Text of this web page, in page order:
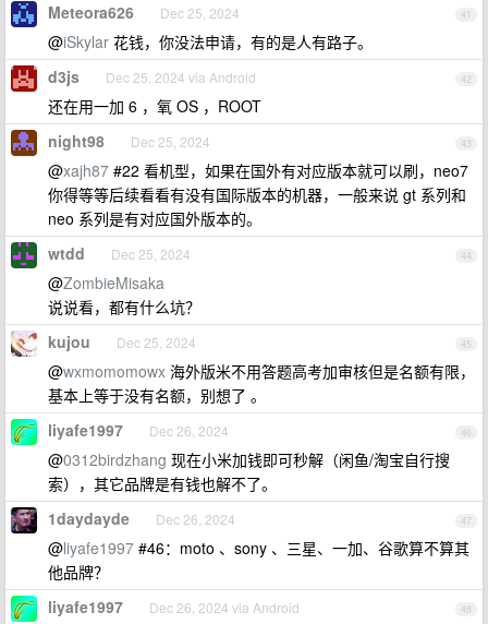
41
Meteora626 Dec 25, 2024
@iSkylar 花钱，你没法申请，有的是人有路子。
42
d3js Dec 25, 2024 via Android
还在用一加 6 ，氧 OS ，ROOT
43
night98 Dec 25, 2024
@xajh87 #22 看机型，如果在国外有对应版本就可以刷，neo7
你得等等后续看看有没有国际版本的机器，一般来说 gt 系列和
neo 系列是有对应国外版本的。
44
wtdd Dec 25, 2024
@ZombieMisaka
说说看，都有什么坑？
45
kujou Dec 25, 2024
@wxmomomowx 海外版米不用答题高考加审核但是名额有限，
基本上等于没有名额，别想了 。
46
liyafe1997 Dec 26, 2024
@0312birdzhang 现在小米加钱即可秒解（闲鱼/淘宝自行搜
索），其它品牌是有钱也解不了。
47
1daydayde Dec 26, 2024
@liyafe1997 #46：moto 、sony 、三星、一加、谷歌算不算其
他品牌？
48
liyafe1997 Dec 26, 2024 via Android